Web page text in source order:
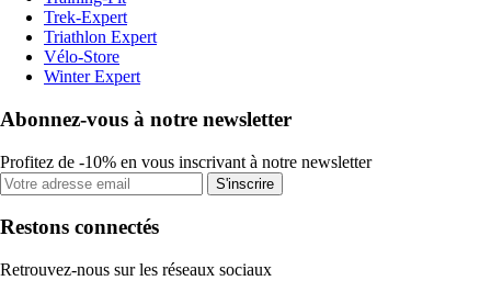
Trek-Expert
Triathlon Expert
Vélo-Store
Winter Expert
Abonnez-vous à notre newsletter
Profitez de -10% en vous inscrivant à notre newsletter
S'inscrire
Restons connectés
Retrouvez-nous sur les réseaux sociaux